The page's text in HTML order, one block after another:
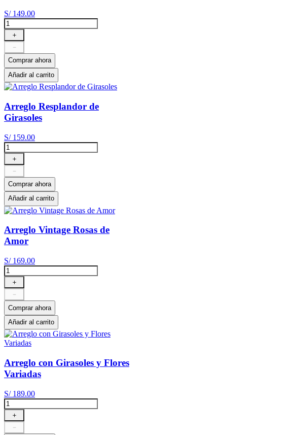
S/ 149.00
＋
－
Comprar ahora
Añadir al carrito
Arreglo Resplandor de
Girasoles
S/ 159.00
＋
－
Comprar ahora
Añadir al carrito
Arreglo Vintage Rosas de
Amor
S/ 169.00
＋
－
Comprar ahora
Añadir al carrito
Arreglo con Girasoles y Flores
Variadas
S/ 189.00
＋
－